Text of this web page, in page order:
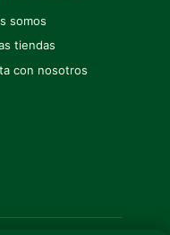
somos
tiendas
con nosotros